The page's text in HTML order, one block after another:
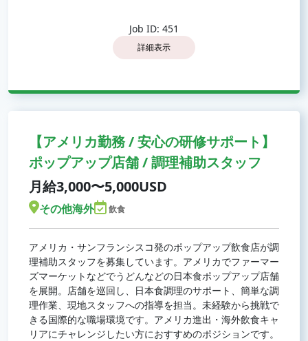
Job ID: 451
詳細表示
【アメリカ勤務 / 安心の研修サポート】
ポップアップ店舗 / 調理補助スタッフ
月給3,000〜5,000USD
その他海外 飲食
アメリカ・サンフランシスコ発のポップアップ飲食店が調
理補助スタッフを募集しています。アメリカでファーマー
ズマーケットなどでうどんなどの日本食ポップアップ店舗
を展開。店舗を巡回し、日本食調理のサポート、簡単な調
理作業、現地スタッフへの指導を担当。未経験から挑戦で
きる国際的な職場環境です。アメリカ進出・海外飲食キャ
リアにチャレンジしたい方におすすめのポジションです。